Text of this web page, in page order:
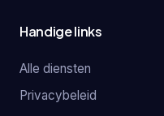
Handige links
Alle diensten
Privacybeleid